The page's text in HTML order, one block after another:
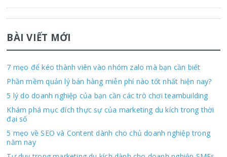
BÀI VIẾT MỚI
7 mẹo để kéo thành viên vào nhóm zalo mà bạn cần biết
Phần mềm quản lý bán hàng miễn phí nào tốt nhất hiện nay?
5 lý do doanh nghiệp của bạn cần các trò chơi teambuilding
Khám phá mục đích thực sự của marketing du kích trong thời
đại số
5 mẹo về SEO và Content dành cho chủ doanh nghiệp trong
năm nay